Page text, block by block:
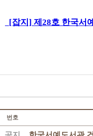
[잡지] 제28호 한국서
번호